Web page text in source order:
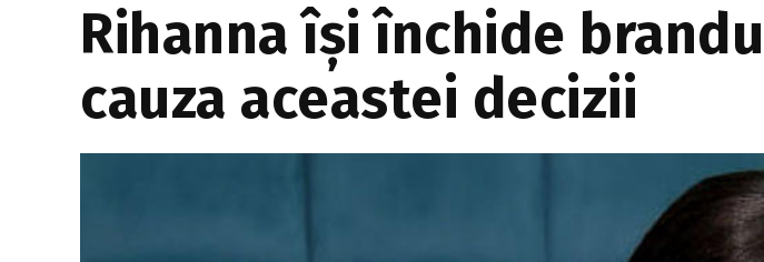
Rihanna își închide
cauza aceastei decizii